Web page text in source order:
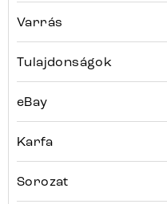
Varrás
Tulajdonságok
eBay
Karfa
Sorozat